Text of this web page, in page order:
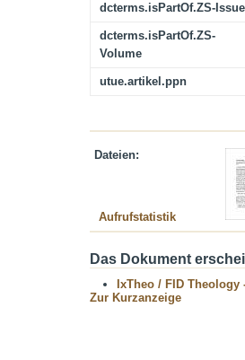
dcterms.isPartOf.ZS-Issue
dcterms.isPartOf.ZS-
Volume
utue.artikel.ppn
Dateien:
Aufrufstatistik
Das Dokument
IxTheo / FID Theology
Zur Kurzanzeige